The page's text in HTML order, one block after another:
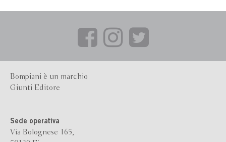
Bompiani è un marchio
Giunti Editore
Sede operativa
Via Bolognese 165,